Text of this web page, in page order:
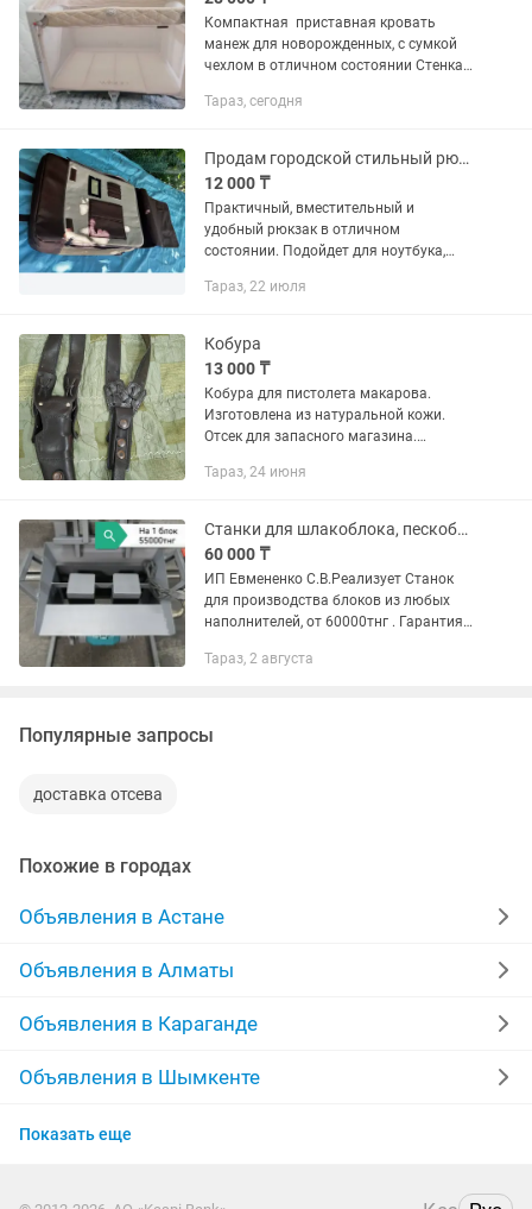
Компактная приставная кровать
манеж для новорожденных, с сумкой
чехлом в отличном состоянии Стенка
самым становится приставной
Тараз, сегодня
Продам городской стильный рюкзак
12 000 ₸
Практичный, вместительный и
удобный рюкзак в отличном
состоянии. Подойдет для ноутбука,
путешествий. Характеристики
Большое...
Тараз, 22 июля
Кобура
13 000 ₸
Кобура для пистолета макарова.
Изготовлена из натуральной кожи.
Отсек для запасного магазина.
Тараз, 24 июня
Станки для шлакоблока, пескоблока, отсевоблока
60 000 ₸
ИП Евмененко С.В.Реализует Станок
для производства блоков из любых
наполнителей, от 60000тнг . Гарантия
Казахстану бесплатно! Станок на 1-2-3-
Тараз, 2 августа
Популярные запросы
доставка отсева
Похожие в городах
Объявления в Астане
Объявления в Алматы
Объявления в Караганде
Объявления в Шымкенте
Объявления в Усть-Каменогорске
Показать еще